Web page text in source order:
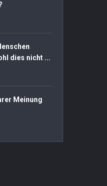
dies nicht ...
Meinung